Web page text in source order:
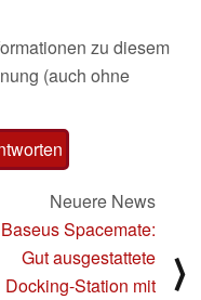
zu diesem
(auch ohne
Neuere News
Baseus Spacemate:
Gut ausgestattete
Docking-Station mit
⟩